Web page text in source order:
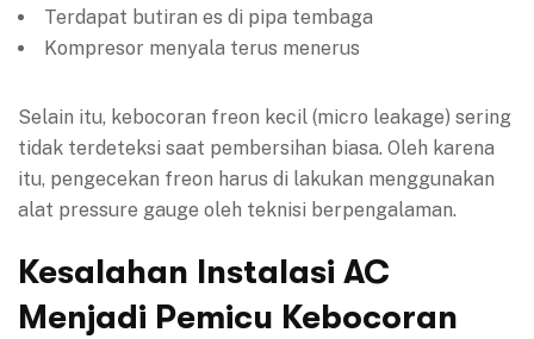
Terdapat butiran es di pipa tembaga
Kompresor menyala terus menerus
Selain itu, kebocoran freon kecil (micro leakage) sering
tidak terdeteksi saat pembersihan biasa. Oleh karena
itu, pengecekan freon harus di lakukan menggunakan
alat pressure gauge oleh teknisi berpengalaman.
Kesalahan Instalasi AC
Menjadi Pemicu Kebocoran